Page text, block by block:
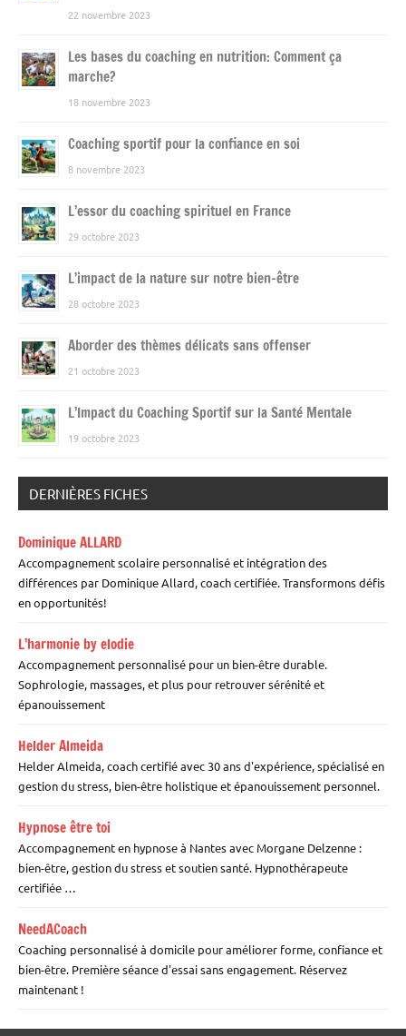
22 novembre 2023
Les bases du coaching en nutrition: Comment ça
marche?
18 novembre 2023
Coaching sportif pour la confiance en soi
8 novembre 2023
L’essor du coaching spirituel en France
29 octobre 2023
L’impact de la nature sur notre bien-être
28 octobre 2023
Aborder des thèmes délicats sans offenser
21 octobre 2023
L’Impact du Coaching Sportif sur la Santé Mentale
19 octobre 2023
DERNIÈRES FICHES
Dominique ALLARD
Accompagnement scolaire personnalisé et intégration des
différences par Dominique Allard, coach certifiée. Transformons défis
en opportunités!
L’harmonie by elodie
Accompagnement personnalisé pour un bien-être durable.
Sophrologie, massages, et plus pour retrouver sérénité et
épanouissement
Helder Almeida
Helder Almeida, coach certifié avec 30 ans d'expérience, spécialisé en
gestion du stress, bien-être holistique et épanouissement personnel.
Hypnose être toi
Accompagnement en hypnose à Nantes avec Morgane Delzenne :
bien-être, gestion du stress et soutien santé. Hypnothérapeute
certifiée …
NeedACoach
Coaching personnalisé à domicile pour améliorer forme, confiance et
bien-être. Première séance d'essai sans engagement. Réservez
maintenant !